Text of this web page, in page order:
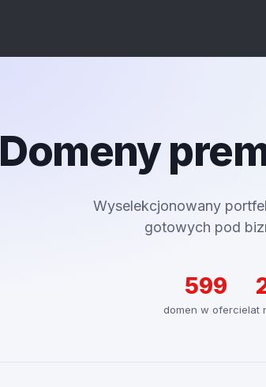
Domeny
Wyselekcjonowany
gotowych pod
599
domen w ofercielat